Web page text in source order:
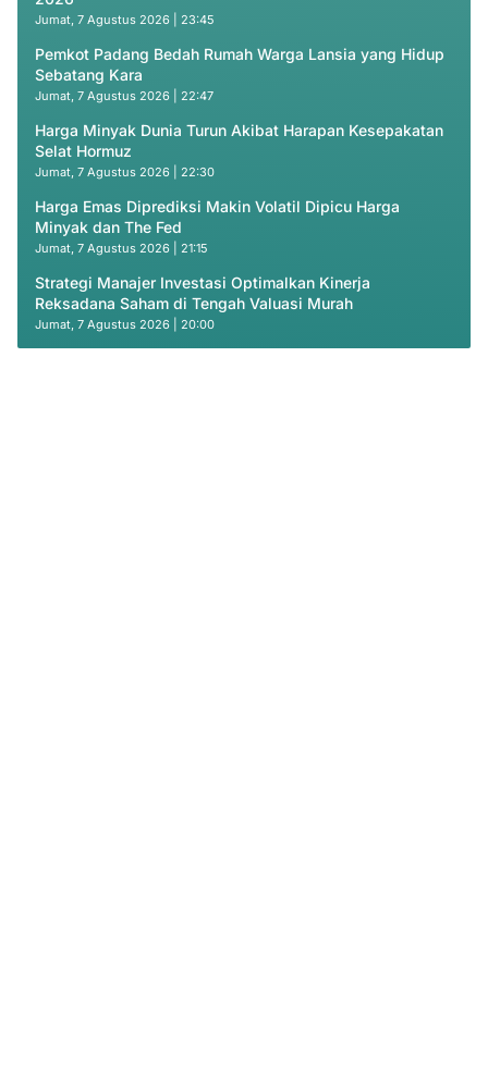
Jumat, 7 Agustus 2026 | 23:45
Pemkot Padang Bedah Rumah Warga Lansia yang Hidup
Sebatang Kara
Jumat, 7 Agustus 2026 | 22:47
Harga Minyak Dunia Turun Akibat Harapan Kesepakatan
Selat Hormuz
Jumat, 7 Agustus 2026 | 22:30
Harga Emas Diprediksi Makin Volatil Dipicu Harga
Minyak dan The Fed
Jumat, 7 Agustus 2026 | 21:15
Strategi Manajer Investasi Optimalkan Kinerja
Reksadana Saham di Tengah Valuasi Murah
Jumat, 7 Agustus 2026 | 20:00